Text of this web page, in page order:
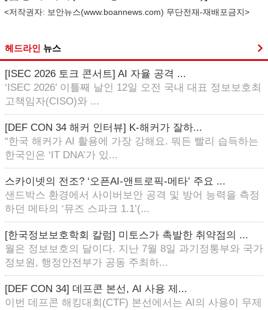
<저작권자: 보안뉴스(www.boannews.com) 무단전재-재배포금지>
헤드라인 뉴스
[ISEC 2026 토크 콘서트] AI 자율 공격 ...
‘ISEC 2026’ 이틀째 날인 12일 오전 국내 대표 정보보호최
고책임자(CISO)와 ...
[DEF CON 34 해커 인터뷰] K-해커가 잘하...
“한국 해커가 AI 활용에 가장 강해요. 뭐든 빨리 습득하는
한국인은 ‘IT DNA’가 있...
스카이넷의 전조? ‘오픈AI-앤트로픽-메타’ 주요 ...
샌드박스 환경에서 사이버보안 공격 및 방어 능력을 측정
하던 메타의 ‘뮤즈 스파크 1.1’(...
[한국정보보호학회 칼럼] 미토스가 촉발한 취약점의 ...
월은 정보보호의 달이다. 지난 7월 8일 과기정통부와 국가
정보원, 행정안전부가 공동 주최하...
[DEF CON 34] 데프콘 본선, AI 사용 제...
이번 데프콘 해킹대회(CTF) 본선에서는 AI의 사용이 무제